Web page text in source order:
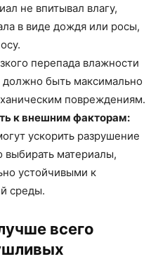
не впитывал влагу,
в виде дождя или росы,
перепада влажности
быть максимально
повреждениям.
к внешним факторам:
ускорить разрушение
выбирать материалы,
устойчивыми к
среды.
всего